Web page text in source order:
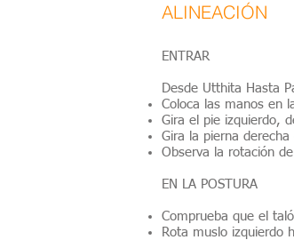
ALINEACIÓN
ENTRAR
Desde Utthita Hasta
Coloca las manos en
Gira el pie izquierdo,
Gira la pierna
Observa la rotación
EN LA POSTURA
Comprueba que el
Rota muslo izquierdo